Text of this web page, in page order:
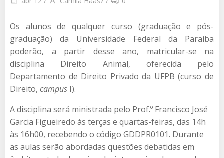
Os alunos de qualquer curso (graduação e pós-
graduação) da Universidade Federal da Paraíba
poderão, a partir desse ano, matricular-se na
disciplina Direito Animal, oferecida pelo
Departamento de Direito Privado da UFPB (curso de
Direito, campus I).
A disciplina será ministrada pelo Prof.º Francisco José
Garcia Figueiredo às terças e quartas-feiras, das 14h
às 16h00, recebendo o código GDDPR0101. Durante
as aulas serão abordadas questões debatidas em